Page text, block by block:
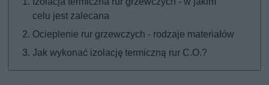
celu jest zalecana
Ocieplenie rur grzewczych - rodzaje materiałów
Jak wykonać izolację termiczną rur C.O.?